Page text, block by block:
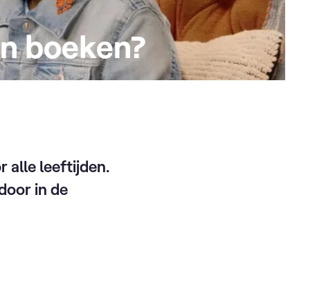
boeken?
alle leeftijden.
in de